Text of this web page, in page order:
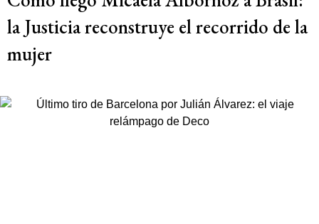
la Justicia reconstruye el recorrido de la
mujer